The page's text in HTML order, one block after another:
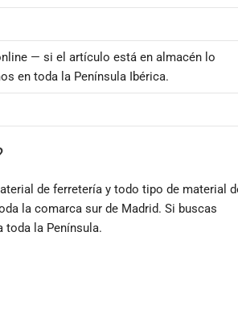
— si el artículo está en almacén lo
en toda la Península Ibérica.
de ferretería y todo tipo de material
la comarca sur de Madrid. Si buscas
toda la Península.